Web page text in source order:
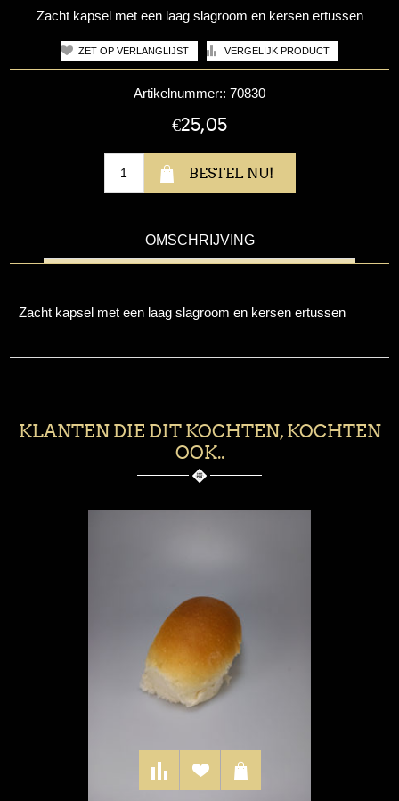
Zacht kapsel met een laag slagroom en kersen ertussen
Artikelnummer:: 70830
€25,05
OMSCHRIJVING
Zacht kapsel met een laag slagroom en kersen ertussen
KLANTEN DIE DIT KOCHTEN, KOCHTEN
OOK..